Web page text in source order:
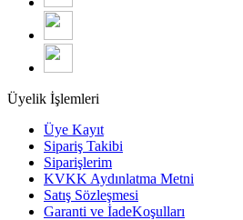
Üyelik İşlemleri
Üye Kayıt
Sipariş Takibi
Siparişlerim
KVKK Aydınlatma Metni
Satış Sözleşmesi
Garanti ve İadeKoşulları